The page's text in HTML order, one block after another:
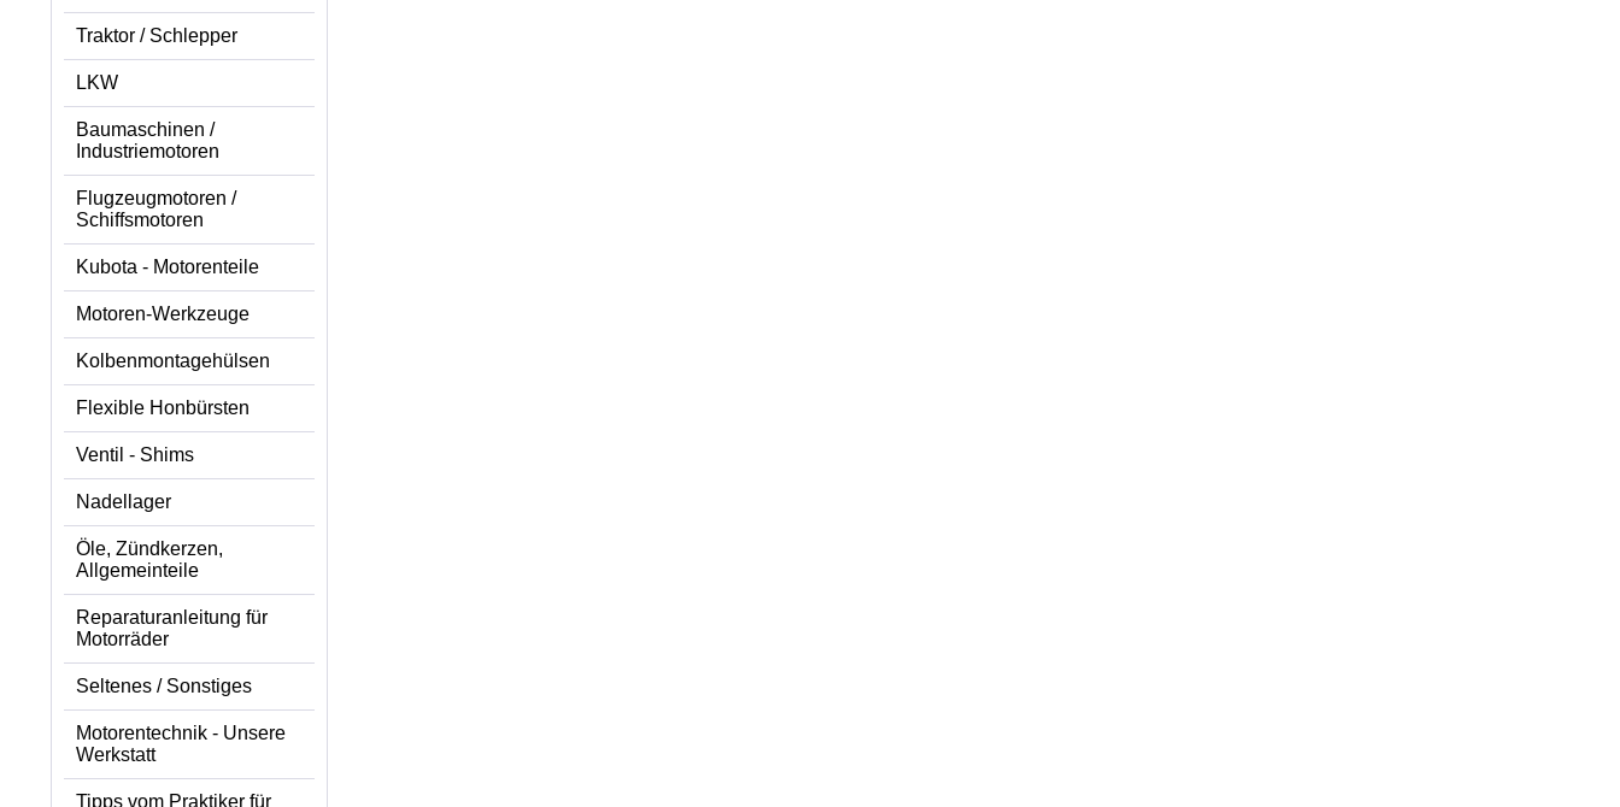
Traktor / Schlepper
LKW
Baumaschinen /
Industriemotoren
Flugzeugmotoren /
Schiffsmotoren
Kubota - Motorenteile
Motoren-Werkzeuge
Kolbenmontagehülsen
Flexible Honbürsten
Ventil - Shims
Nadellager
Öle, Zündkerzen,
Allgemeinteile
Reparaturanleitung für
Motorräder
Seltenes / Sonstiges
Motorentechnik - Unsere
Werkstatt
Tipps vom Praktiker für